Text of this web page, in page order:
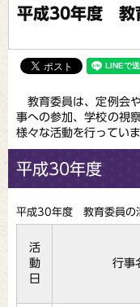
平成30年度 教
教育委員は、定例会
事への参加、学校の視
様々な活動を行っていま
平成30年度
平成30年度 教育委員の
活
動
日
行事